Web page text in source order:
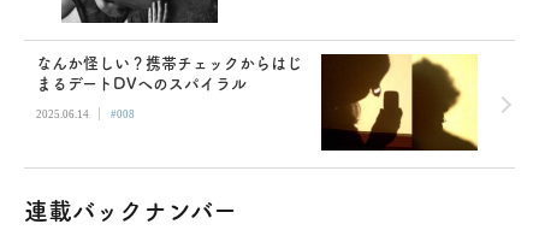
なんか怪しい？携帯チェックからはじ
まるデートDVへのスパイラル
2025.06.14 | #008
連載バックナンバー